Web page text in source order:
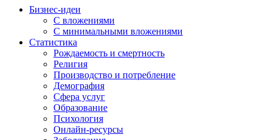
Бизнес-идеи
С вложениями
С минимальными вложениями
Статистика
Рождаемость и смертность
Религия
Производство и потребление
Демография
Сфера услуг
Образование
Психология
Онлайн-ресурсы